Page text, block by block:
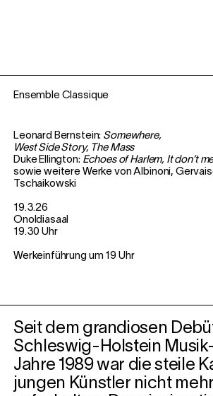
Ensemble Classique
Leonard Bernstein: Somewhere,
West Side Story, The Mass
Duke Ellington: Echoes of Harlem, It don’t
sowie weitere Werke von Albinoni,
Tschaikowski
19.3.26
Onoldiasaal
19.30 Uhr
Werkeinführung um 19 Uhr
Seit dem grandiosen
Schleswig-Holstein
Jahre 1989 war die steile
jungen Künstler nicht mehr